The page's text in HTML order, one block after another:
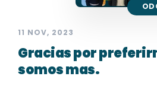
11 NOV, 2023
Gracias por
somos mas.